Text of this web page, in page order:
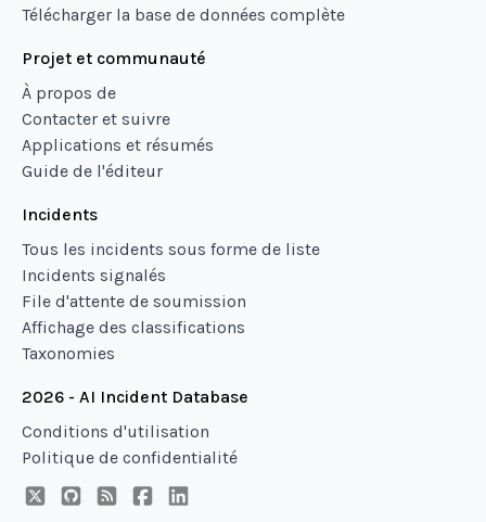
Télécharger la base de données complète
Projet et communauté
À propos de
Contacter et suivre
Applications et résumés
Guide de l'éditeur
Incidents
Tous les incidents sous forme de liste
Incidents signalés
File d'attente de soumission
Affichage des classifications
Taxonomies
2026 - AI Incident Database
Conditions d'utilisation
Politique de confidentialité